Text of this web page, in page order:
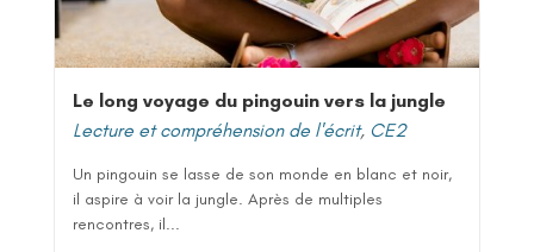
Le long voyage du pingouin vers la jungle
Lecture et compréhension de l'écrit, CE2
Un pingouin se lasse de son monde en blanc et noir,
il aspire à voir la jungle. Après de multiples
rencontres, il...